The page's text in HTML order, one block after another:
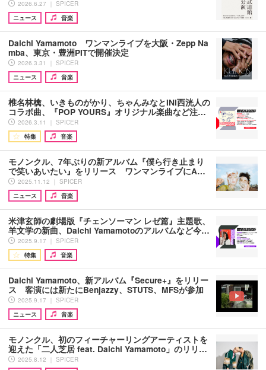
2026.6.27 ｜ SPICER
ニュース
音楽
Daichi Yamamoto ワンマンライブを大阪・Zepp Na
mba、東京・豊洲PITで開催決定
2026.3.31 ｜ SPICER
ニュース
音楽
椎名林檎、いきものがかり、ちゃんみなとINI西洸人の
コラボ曲、『POP YOURS』オリジナル楽曲など注…
2026.3.11 ｜ SPICER
特集
音楽
モノンクル、7年ぶりの新アルバム『僕ら行き止まり
で笑いあいたい』をリリース ワンマンライブにA…
2025.11.12 ｜ SPICER
ニュース
音楽
米津玄師の劇場版『チェンソーマン レゼ篇』主題歌、
羊文学の新曲、Daichi Yamamotoのアルバムなど今…
2025.9.17 ｜ SPICER
特集
音楽
Daichi Yamamoto、新アルバム『Secure+』をリリー
ス 客演には新たにBenjazzy、STUTS、MFSが参加
2025.9.17 ｜ SPICER
ニュース
音楽
モノンクル、初のフィーチャーリングアーティストを
迎えた「二人芝居 feat. Daichi Yamamoto」のリリ…
2025.8.12 ｜ SPICER